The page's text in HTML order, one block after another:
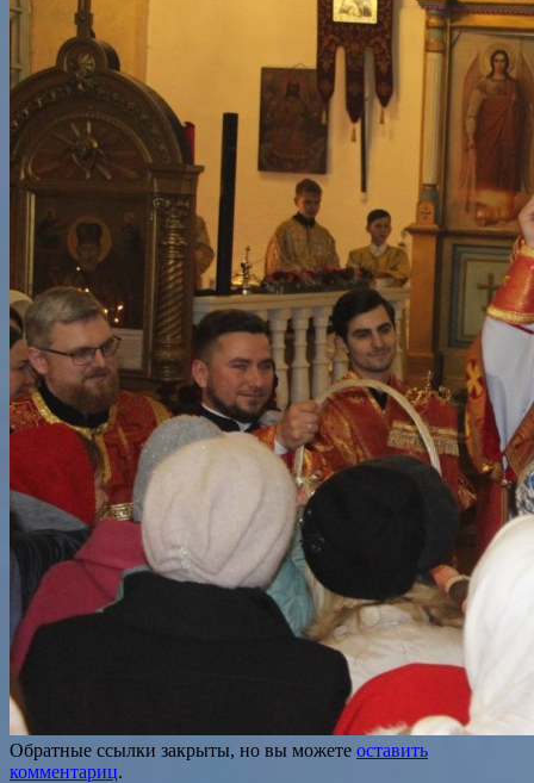
Обратные ссылки закрыты, но вы можете оставить
комментариц.